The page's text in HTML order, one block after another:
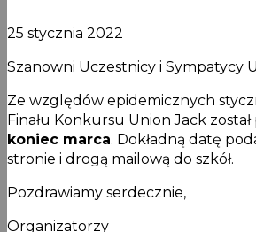
25 stycznia 2022
Szanowni Uczestnicy i Sympatycy
Ze względów epidemicznych
Finału Konkursu Union Jack
koniec marca. Dokładną datę
stronie i drogą mailową do szkół.
Pozdrawiamy serdecznie,
Organizatorzy